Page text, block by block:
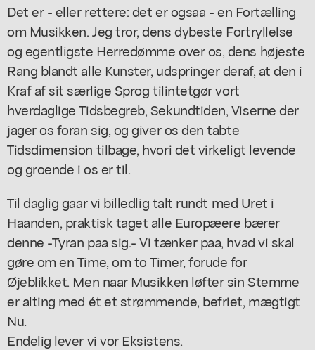
Det er - eller rettere: det er ogsaa - en Fortælling
om Musikken. Jeg tror, dens dybeste Fortryllelse
og egentligste Herredømme over os, dens højeste
Rang blandt alle Kunster, udspringer deraf, at den i
Kraf af sit særlige Sprog tilintetgør vort
hverdaglige Tidsbegreb, Sekundtiden, Viserne der
jager os foran sig, og giver os den tabte
Tidsdimension tilbage, hvori det virkeligt levende
og groende i os er til.
Til daglig gaar vi billedlig talt rundt med Uret i
Haanden, praktisk taget alle Europæere bærer
denne -Tyran paa sig.- Vi tænker paa, hvad vi skal
gøre om en Time, om to Timer, forude for
Øjeblikket. Men naar Musikken løfter sin Stemme
er alting med ét et strømmende, befriet, mægtigt
Nu.
Endelig lever vi vor Eksistens.